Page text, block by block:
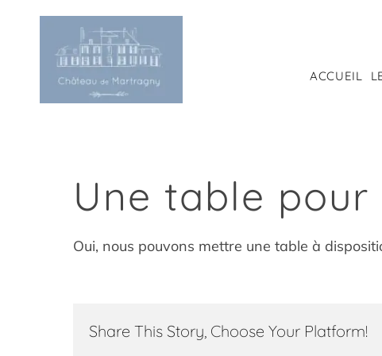
ACCUEIL
Une table pour
Oui, nous pouvons mettre une table à
Share This Story, Choose Your Platform!